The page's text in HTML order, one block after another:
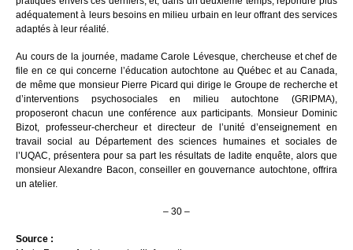
adéquatement à leurs besoins en milieu urbain en leur offrant des services
adaptés à leur réalité.
Au cours de la journée, madame Carole Lévesque, chercheuse et chef de
file en ce qui concerne l’éducation autochtone au Québec et au Canada,
de même que monsieur Pierre Picard qui dirige le Groupe de recherche et
d’interventions psychosociales en milieu autochtone (GRIPMA),
proposeront chacun une conférence aux participants. Monsieur Dominic
Bizot, professeur-chercheur et directeur de l’unité d’enseignement en
travail social au Département des sciences humaines et sociales de
l’UQAC, présentera pour sa part les résultats de ladite enquête, alors que
monsieur Alexandre Bacon, conseiller en gouvernance autochtone, offrira
un atelier.
– 30 –
Source :